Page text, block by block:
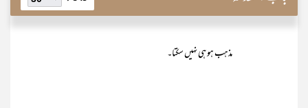
مذہب ہو ہی نہیں سکتا۔